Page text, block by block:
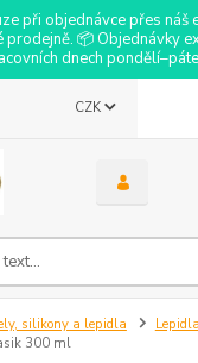
při objednávce přes náš
prodejně. 📦 Objednávky
dnech
CZK
silikony a lepidla Lepidla
300 ml